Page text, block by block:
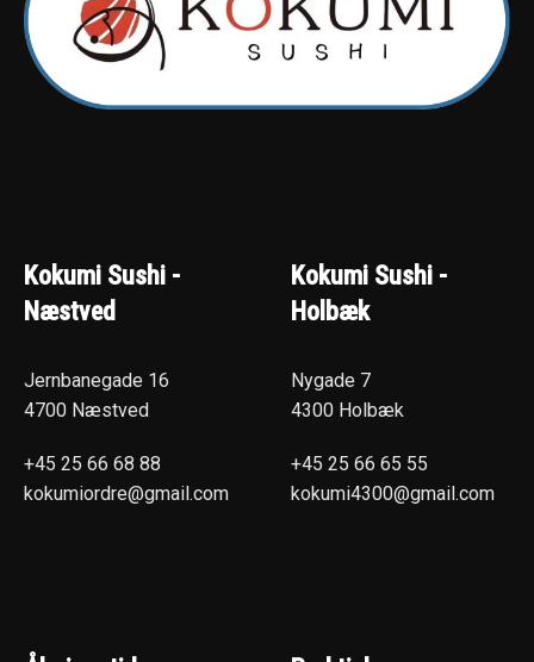
Kokumi Sushi -
Næstved
Jernbanegade 16
4700 Næstved
+45 25 66 68 88
kokumiordre@gmail.com
Kokumi Sushi -
Holbæk
Nygade 7
4300 Holbæk
+45 25 66 65 55
kokumi4300@gmail.com